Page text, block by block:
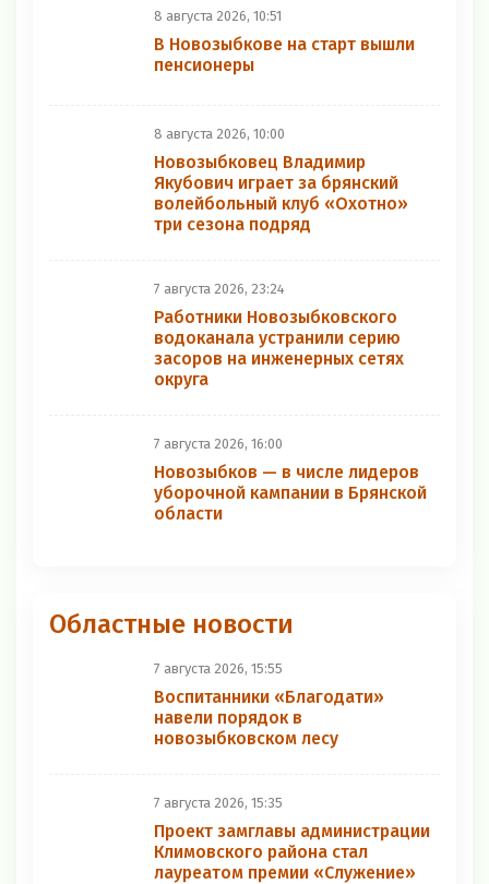
8 августа 2026, 10:51
В Новозыбкове на старт вышли
пенсионеры
8 августа 2026, 10:00
Новозыбковец Владимир
Якубович играет за брянский
волейбольный клуб «Охотно»
три сезона подряд
7 августа 2026, 23:24
Работники Новозыбковского
водоканала устранили серию
засоров на инженерных сетях
округа
7 августа 2026, 16:00
Новозыбков — в числе лидеров
уборочной кампании в Брянской
области
Областные новости
7 августа 2026, 15:55
Воспитанники «Благодати»
навели порядок в
новозыбковском лесу
7 августа 2026, 15:35
Проект замглавы администрации
Климовского района стал
лауреатом премии «Служение»